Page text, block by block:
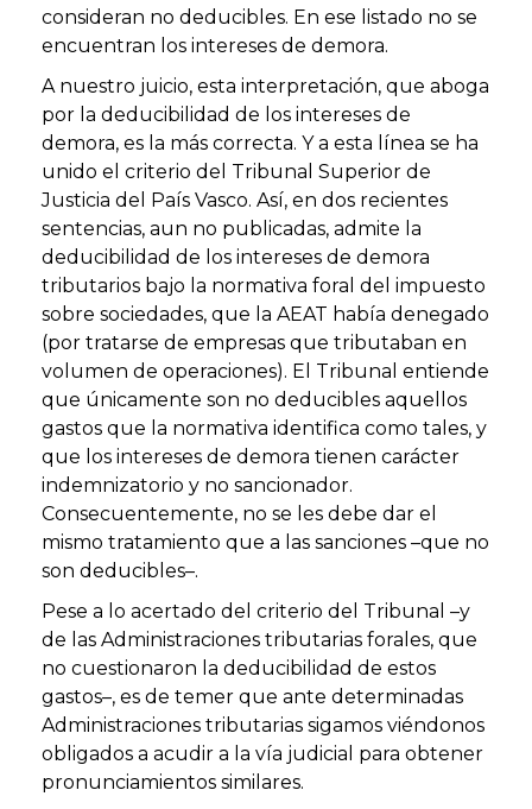
consideran no deducibles. En ese listado no se
encuentran los intereses de demora.
A nuestro juicio, esta interpretación, que aboga
por la deducibilidad de los intereses de
demora, es la más correcta. Y a esta línea se ha
unido el criterio del Tribunal Superior de
Justicia del País Vasco. Así, en dos recientes
sentencias, aun no publicadas, admite la
deducibilidad de los intereses de demora
tributarios bajo la normativa foral del impuesto
sobre sociedades, que la AEAT había denegado
(por tratarse de empresas que tributaban en
volumen de operaciones). El Tribunal entiende
que únicamente son no deducibles aquellos
gastos que la normativa identifica como tales, y
que los intereses de demora tienen carácter
indemnizatorio y no sancionador.
Consecuentemente, no se les debe dar el
mismo tratamiento que a las sanciones –que no
son deducibles–.
Pese a lo acertado del criterio del Tribunal –y
de las Administraciones tributarias forales, que
no cuestionaron la deducibilidad de estos
gastos–, es de temer que ante determinadas
Administraciones tributarias sigamos viéndonos
obligados a acudir a la vía judicial para obtener
pronunciamientos similares.